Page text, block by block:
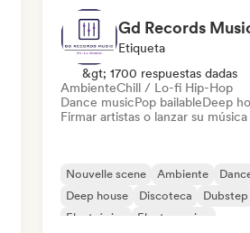
Gd Records
Etiqueta
&gt; 1700 respuestas dadas
AmbienteChill / Lo-fi Hip-Hop
Dance musicPop bailableDeep
Firmar artistas o lanzar su música
Nouvelle scene Ambiente
Deep house
Discoteca
Dubstep
Electrónica
Electro swing